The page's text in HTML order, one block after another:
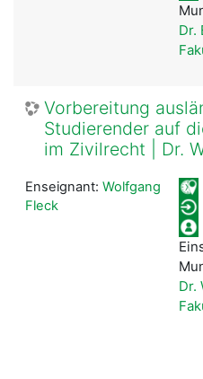
Dr.
Vorbereitung
Studierender auf
im Zivilrecht | Dr.
Dr.
Enseignant: Wolfgang
Fleck